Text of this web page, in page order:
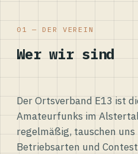
01 — DER VEREIN
Wer wir sind
Der Ortsverband E13 ist
Amateurfunks im
regelmäßig, tauschen uns
Betriebsarten und